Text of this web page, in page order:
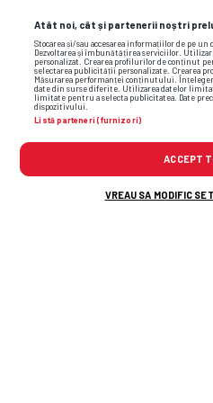
Foto18
Atât noi, cât și partenerii noștri
Stocarea și/sau accesarea informațiilor de pe
Dezvoltarea și îmbunătățirea serviciilor.
personalizat. Crearea profilurilor de conținut
selectarea publicității personalizate. Crearea
Măsurarea performanței conținutului.
date din surse diferite. Utilizarea datelor
limitate pentru a selecta publicitatea. Date
dispozitivului.
Listă parteneri (furnizori)
ACCEPT
VREAU SA MODIFIC